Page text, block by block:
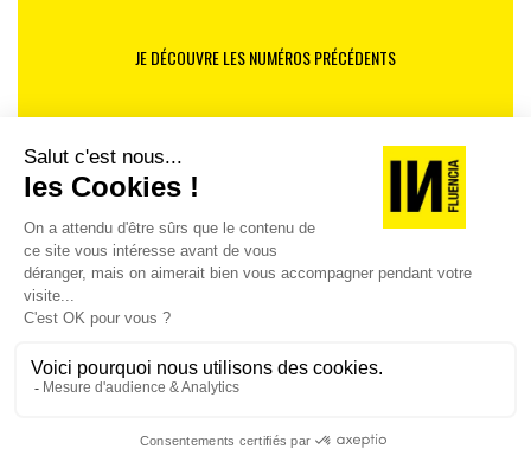
JE DÉCOUVRE LES NUMÉROS PRÉCÉDENTS